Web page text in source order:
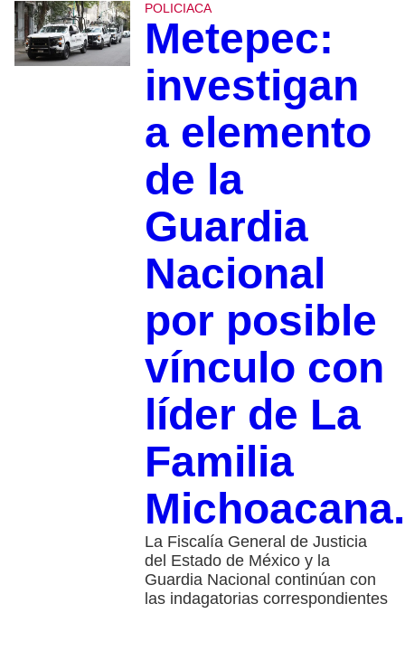
POLICIACA
Metepec:
investigan
a elemento
de la
Guardia
Nacional
por posible
vínculo con
líder de La
Familia
Michoacana.
La Fiscalía General de Justicia
del Estado de México y la
Guardia Nacional continúan con
las indagatorias correspondientes